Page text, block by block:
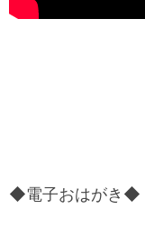
◆電子おはがき◆